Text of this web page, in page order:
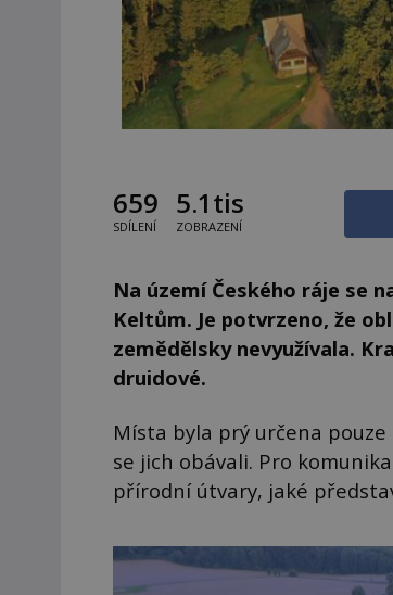
659
SDÍLENÍ
5.1tis
ZOBRAZENÍ
Na území Českého ráje se
Keltům. Je potvrzeno, že
zemědělsky nevyužívala.
druidové.
Místa byla prý určena
se jich obávali. Pro
přírodní útvary, jaké